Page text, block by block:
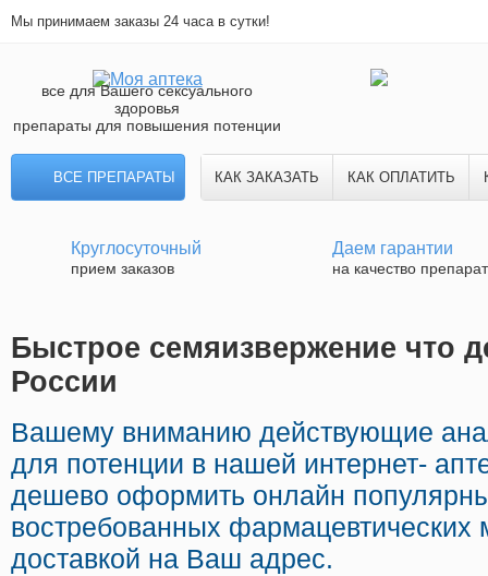
Мы принимаем заказы 24 часа в сутки!
все для Вашего сексуального
здоровья
препараты для повышения потенции
ВСЕ ПРЕПАРАТЫ КАК ЗАКАЗАТЬ КАК ОПЛАТИТЬ
Круглосуточный
прием заказов
Даем гарантии
на качество
Быстрое семяизвержение что
России
Вашему вниманию действующие
для потенции в нашей интернет-
дешево оформить онлайн
востребованных фармацевтических
доставкой на Ваш адрес.